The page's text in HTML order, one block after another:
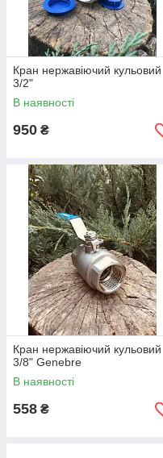
Кран нержавіючий кульовий
3/2"
В наявності
950 ₴
Кран нержавіючий кульовий
3/8" Genebre
В наявності
558 ₴